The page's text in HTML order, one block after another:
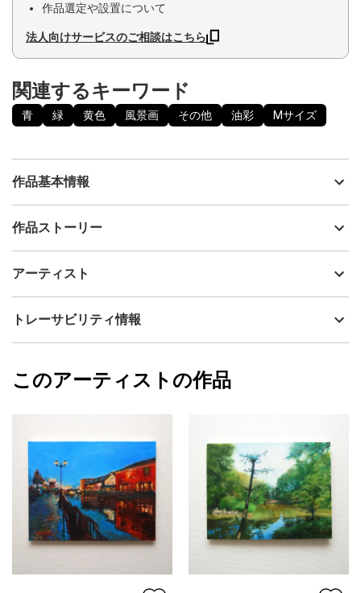
作品選定や設置について
法人向けサービスのご相談はこちら
関連するキーワード
青 緑 黄色 風景画 その他 油彩 Mサイズ
作品基本情報
出品者
制作年
油彩
カラー
青
一週間以内
作品ストーリー
く、静かで、そこにいるだけで不思議と元気になれるような気持
アーティスト
山口ミドリ
フォローする
トレーサビリティ情報
山口ミドリ
このアーティストの作品